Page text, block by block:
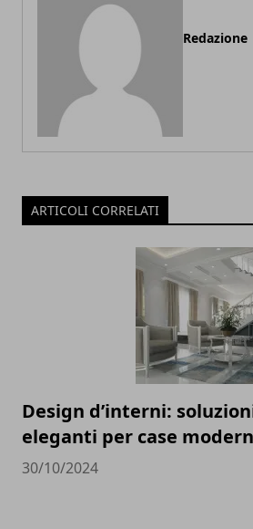
Redazione
ARTICOLI CORRELATI
Design d’interni:
eleganti per case
30/10/2024